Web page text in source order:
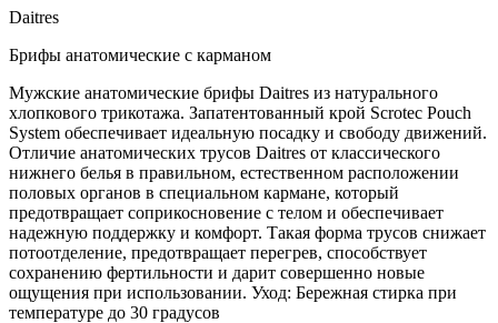
Daitres
Брифы анатомические с карманом
Мужские анатомические брифы Daitres из натурального
хлопкового трикотажа. Запатентованный крой Scrotec Pouch
System обеспечивает идеальную посадку и свободу движений.
Отличие анатомических трусов Daitres от классического
нижнего белья в правильном, естественном расположении
половых органов в специальном кармане, который
предотвращает соприкосновение с телом и обеспечивает
надежную поддержку и комфорт. Такая форма трусов снижает
потоотделение, предотвращает перегрев, способствует
сохранению фертильности и дарит совершенно новые
ощущения при использовании. Уход: Бережная стирка при
температуре до 30 градусов